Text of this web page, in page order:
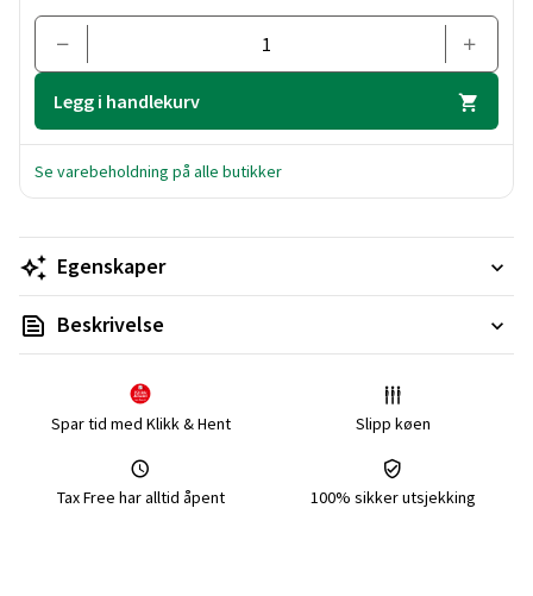
Legg i handlekurv
Se varebeholdning på alle butikker
Egenskaper
Beskrivelse
Spar tid med Klikk & Hent Slipp køen
Tax Free har alltid åpent 100% sikker utsjekking